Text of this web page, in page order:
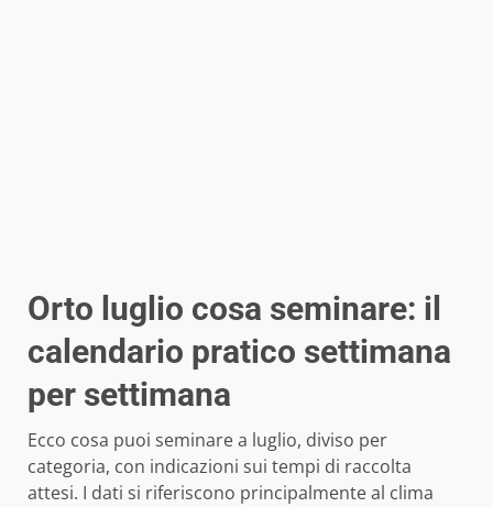
Orto luglio cosa seminare: il
calendario pratico settimana
per settimana
Ecco cosa puoi seminare a luglio, diviso per
categoria, con indicazioni sui tempi di raccolta
attesi. I dati si riferiscono principalmente al clima